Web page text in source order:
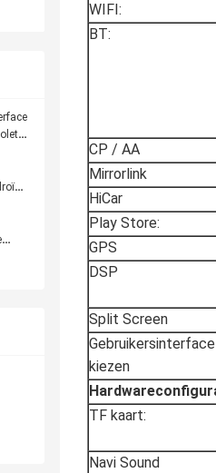
WIFI:
BT:
CP / AA
Mirrorlink
HiCar
Play Store:
GPS
DSP
Split Screen
Gebruikersinterface
kiezen
TF kaart:
Navi Sound